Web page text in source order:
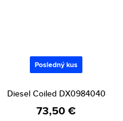
Posledný kus
Diesel Coiled DX0984040
73,50 €